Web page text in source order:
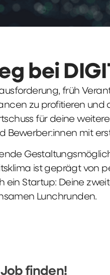
bei
früh
zu profitieren und
für deine
Bewerber:innen mit
ist geprägt von
ein Startup: Deine
Lunchrunden.
finden!